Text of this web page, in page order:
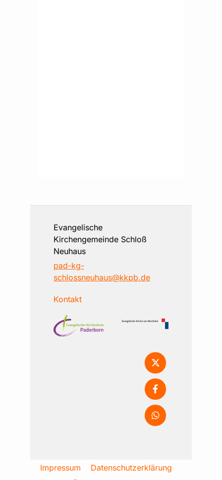
Evangelische
Kirchengemeinde Schloß
Neuhaus
pad-kg-
schlossneuhaus@kkpb.de
Kontakt
Impressum
Datenschutzerklärung